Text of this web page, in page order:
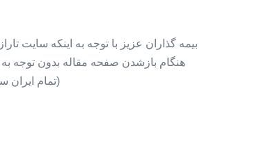
بیمه گذاران عزیز با توجه به اینکه سایت
هنگام بازشدن صفحه مقاله بدون توجه به
(تمام